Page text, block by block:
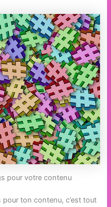
pour votre contenu
ton contenu, c’est tout